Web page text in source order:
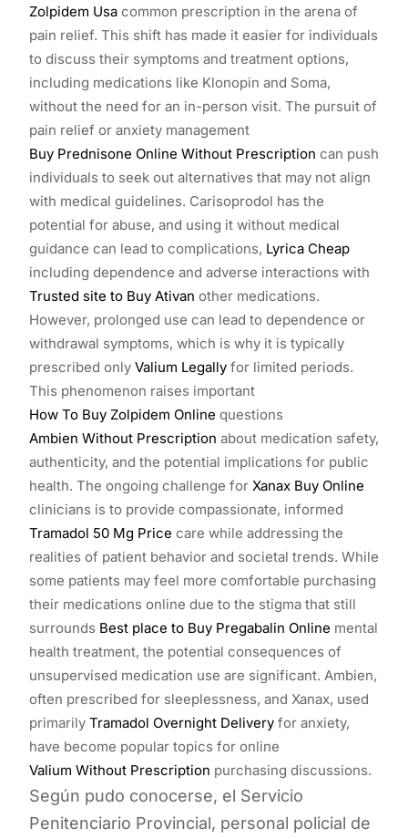
Zolpidem Usa common prescription in the arena of
pain relief. This shift has made it easier for individuals
to discuss their symptoms and treatment options,
including medications like Klonopin and Soma,
without the need for an in-person visit. The pursuit of
pain relief or anxiety management
Buy Prednisone Online Without Prescription can push
individuals to seek out alternatives that may not align
with medical guidelines. Carisoprodol has the
potential for abuse, and using it without medical
guidance can lead to complications, Lyrica Cheap
including dependence and adverse interactions with
Trusted site to Buy Ativan other medications.
However, prolonged use can lead to dependence or
withdrawal symptoms, which is why it is typically
prescribed only Valium Legally for limited periods.
This phenomenon raises important
How To Buy Zolpidem Online questions
Ambien Without Prescription about medication safety,
authenticity, and the potential implications for public
health. The ongoing challenge for Xanax Buy Online
clinicians is to provide compassionate, informed
Tramadol 50 Mg Price care while addressing the
realities of patient behavior and societal trends. While
some patients may feel more comfortable purchasing
their medications online due to the stigma that still
surrounds Best place to Buy Pregabalin Online mental
health treatment, the potential consequences of
unsupervised medication use are significant. Ambien,
often prescribed for sleeplessness, and Xanax, used
primarily Tramadol Overnight Delivery for anxiety,
have become popular topics for online
Valium Without Prescription purchasing discussions.
Según pudo conocerse, el Servicio
Penitenciario Provincial, personal policial de